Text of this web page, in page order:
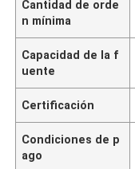
Cantidad de orde
n mínima
Capacidad de la f
uente
Certificación
Condiciones de p
ago